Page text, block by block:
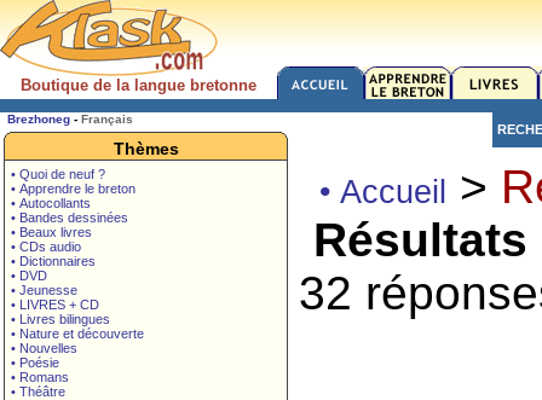
Boutique de la langue bretonne
Brezhoneg - Français
Thèmes
• Quoi de neuf ?
• Apprendre le breton
• Autocollants
• Bandes dessinées
• Beaux livres
• CDs audio
• Dictionnaires
• DVD
• Jeunesse
• LIVRES + CD
• Livres bilingues
• Nature et découverte
• Nouvelles
• Poésie
• Romans
• Théâtre
• Accueil >
32